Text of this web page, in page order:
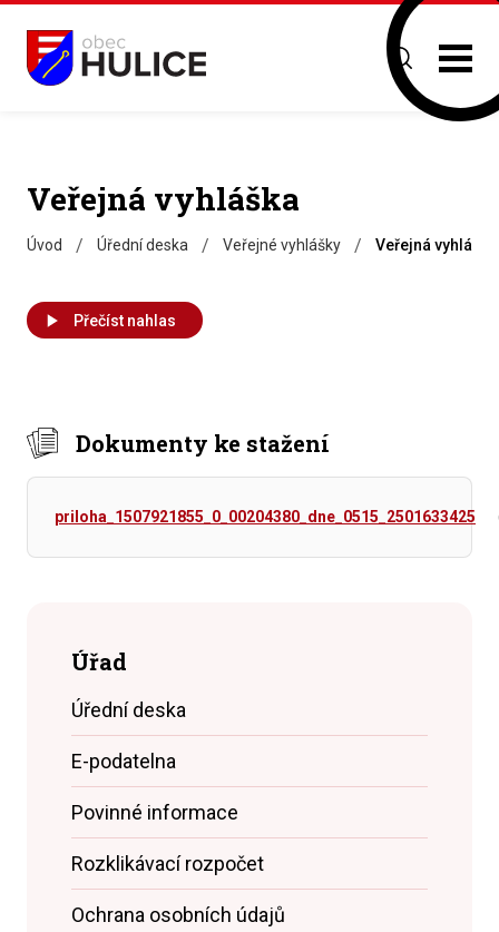
Veřejná vyhláška
Úvod / Úřední deska / Veřejné vyhlášky / Veřejná vyhláška
Přečíst nahlas
Dokumenty ke stažení
priloha_1507921855_0_00204380_dne_0515_2501633425
Úřad
Úřední deska
E-podatelna
Povinné informace
Rozklikávací rozpočet
Ochrana osobních údajů